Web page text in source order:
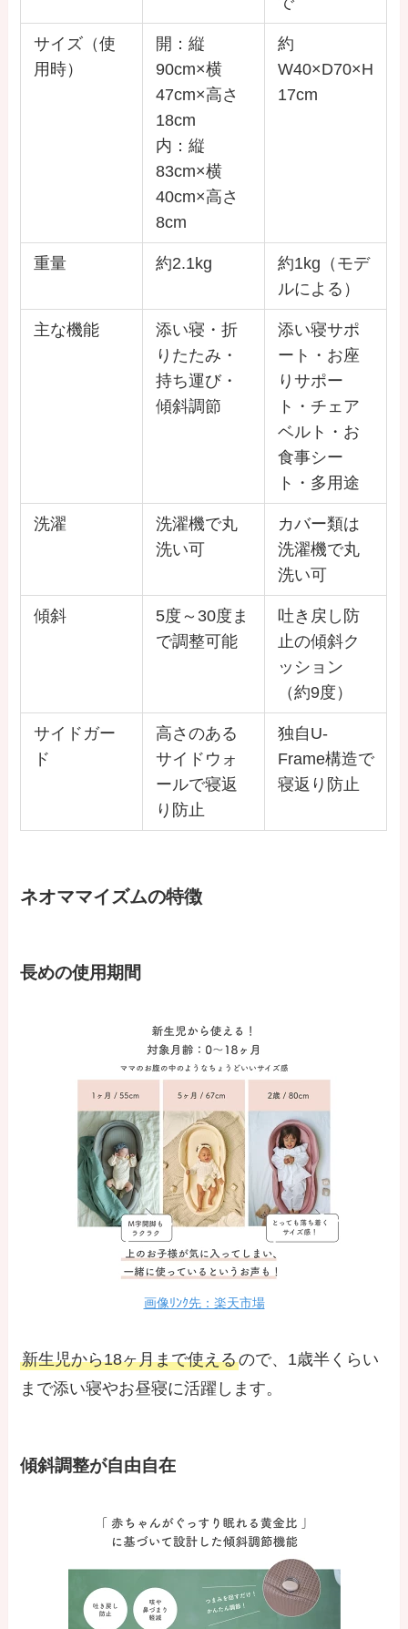
サイズ（使
用時）
開：縦
90cm×横
47cm×高さ
18cm
内：縦
83cm×横
40cm×高さ
8cm
約
W40×D70×H
17cm
重量 約2.1kg
約1kg（モデ
ルによる）
主な機能
添い寝・折
りたたみ・
持ち運び・
傾斜調節
添い寝サポ
ート・お座
りサポー
ト・チェア
ベルト・お
食事シー
ト・多用途
洗濯
洗濯機で丸
洗い可
カバー類は
洗濯機で丸
洗い可
傾斜
5度～30度ま
で調整可能
吐き戻し防
止の傾斜ク
ッション
（約9度）
サイドガー
ド
高さのある
サイドウォ
ールで寝返
り防止
独自U-
Frame構造で
寝返り防止
ネオママイズムの特徴
長めの使用期間
画像ﾘﾝｸ先：楽天市場
新生児から18ヶ月まで使えるので、1歳半くらい
まで添い寝やお昼寝に活躍します。
傾斜調整が自由自在